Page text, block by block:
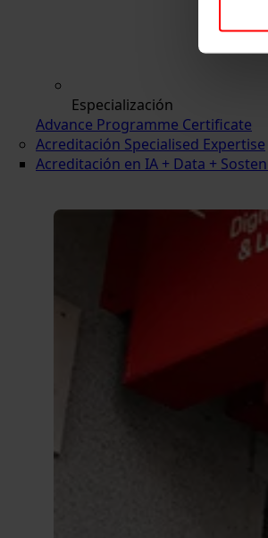
Especialización
Advance Programme Certificate
Acreditación Specialised Expertise
Acreditación en IA + Data +